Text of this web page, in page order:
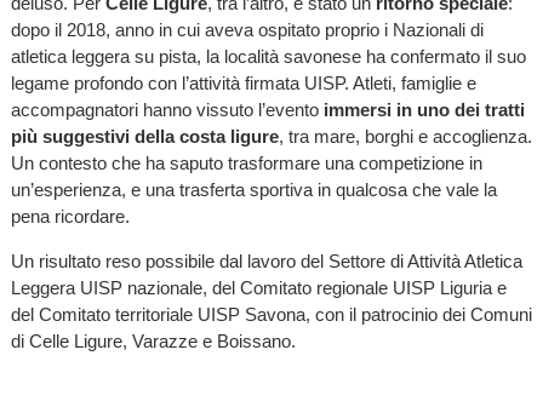
dopo il 2018, anno in cui aveva ospitato proprio i Nazionali di
atletica leggera su pista, la località savonese ha confermato il suo
legame profondo con l’attività firmata UISP. Atleti, famiglie e
accompagnatori hanno vissuto l’evento immersi in uno dei tratti
più suggestivi della costa ligure, tra mare, borghi e accoglienza.
Un contesto che ha saputo trasformare una competizione in
un’esperienza, e una trasferta sportiva in qualcosa che vale la
pena ricordare.
Un risultato reso possibile dal lavoro del Settore di Attività Atletica
Leggera UISP nazionale, del Comitato regionale UISP Liguria e
del Comitato territoriale UISP Savona, con il patrocinio dei Comuni
di Celle Ligure, Varazze e Boissano.